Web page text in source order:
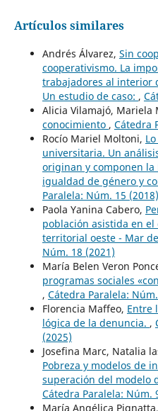
Artículos similares
Andrés Álvarez, Sin
cooperativismo. La
trabajadores al interior
Un estudio de caso: ,
Alicia Vilamajó, Mariela
conocimiento , Cátedra
Rocío Mariel Moltoni,
universitaria. Un
originan y componen
igualdad de género y
Paralela: Núm. 15 (2018)
Paola Yanina Cabero,
población asistida en
territorial oeste - Mar
Núm. 18 (2021)
María Belen Veron
programas sociales
, Cátedra Paralela:
Florencia Maffeo, Entre
lógica de la denuncia. ,
(2025)
Josefina Marc, Natalia
Pobreza y modelos de
superación del modelo
Cátedra Paralela: Núm.
María Angélica Pignatta,